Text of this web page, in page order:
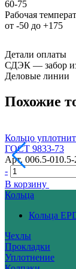
60-75
Рабочая
от -50 до +175
Детали оплаты
СДЭК — забор
Деловые линии
Похожие
Кольцо
ГОСТ 9833-73
Арт. 006.5-010.5-
-
В корзину
Кольца
Кольца
Чехлы
Прокладки
Уплотнение